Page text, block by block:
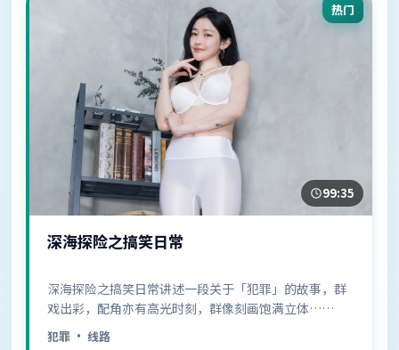
热门
99:35
深海探险之搞笑日常
深海探险之搞笑日常讲述一段关于「犯罪」的故事，群
戏出彩，配角亦有高光时刻，群像刻画饱满立体……
犯罪 · 线路